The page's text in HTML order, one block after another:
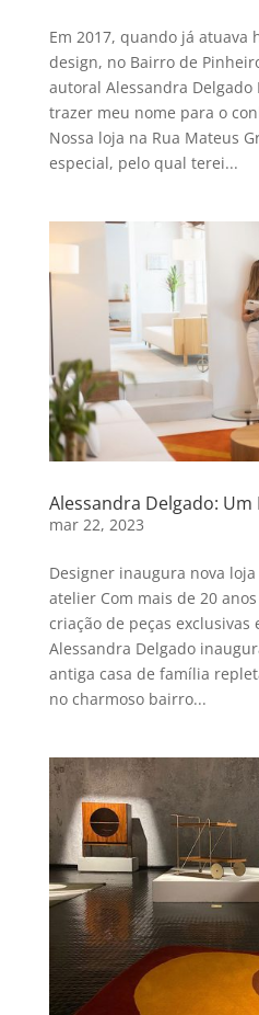
Em 2017, quando já atuava
design, no Bairro de
autoral Alessandra
trazer meu nome para o
Nossa loja na Rua Mateus
especial, pelo qual terei...
Alessandra Delgado: Um
mar 22, 2023
Designer inaugura nova
atelier Com mais de 20
criação de peças
Alessandra Delgado
antiga casa de família
no charmoso bairro...